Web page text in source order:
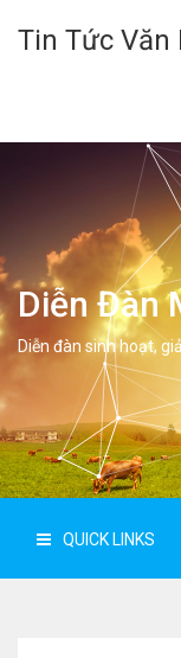
Tin Tức Văn
Diễn Đàn
Diễn đàn sinh hoạt,
QUICK LINKS